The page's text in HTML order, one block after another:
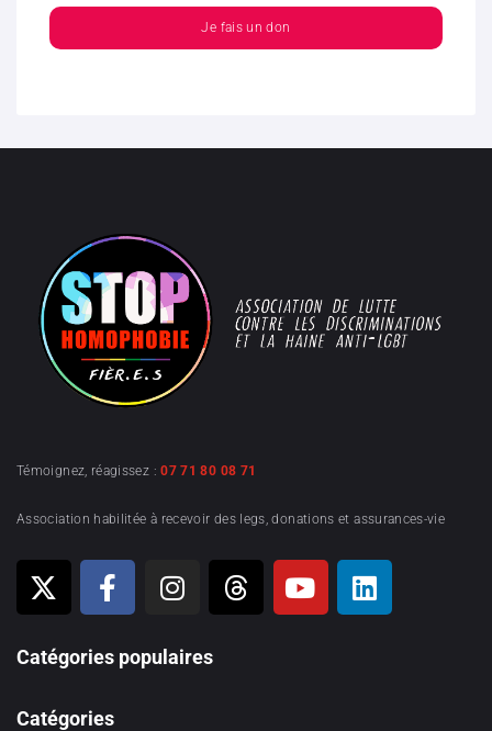
Je fais un don
Témoignez, réagissez :07 71 80 08 71
Association habilitée à recevoir des legs, donations et assurances-vie
Catégories populaires
Catégories